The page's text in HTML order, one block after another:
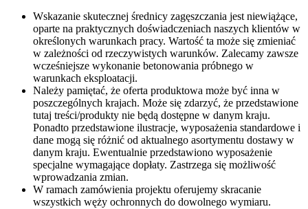
Wskazanie skutecznej średnicy zagęszczania jest niewiążące,
oparte na praktycznych doświadczeniach naszych klientów w
określonych warunkach pracy. Wartość ta może się zmieniać
w zależności od rzeczywistych warunków. Zalecamy zawsze
wcześniejsze wykonanie betonowania próbnego w
warunkach eksploatacji.
Należy pamiętać, że oferta produktowa może być inna w
poszczególnych krajach. Może się zdarzyć, że przedstawione
tutaj treści/produkty nie będą dostępne w danym kraju.
Ponadto przedstawione ilustracje, wyposażenia standardowe i
dane mogą się różnić od aktualnego asortymentu dostawy w
danym kraju. Ewentualnie przedstawiono wyposażenie
specjalne wymagające dopłaty. Zastrzega się możliwość
wprowadzania zmian.
W ramach zamówienia projektu oferujemy skracanie
wszystkich węży ochronnych do dowolnego wymiaru.